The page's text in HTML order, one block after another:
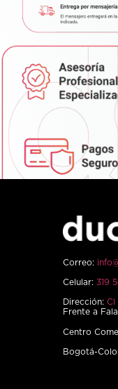
Correo:
Celular: 319
Dirección: Cl
Frente a
Centro
Bogotá-